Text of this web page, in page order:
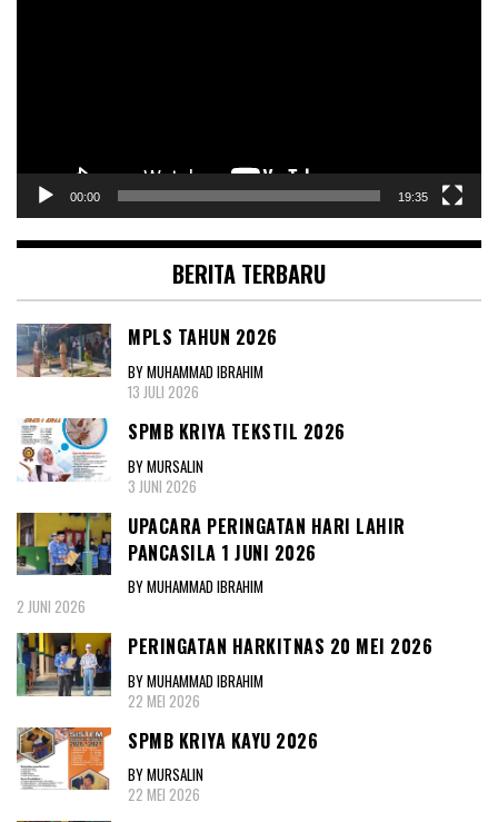
00:00 19:35
BERITA TERBARU
MPLS TAHUN 2026
BY MUHAMMAD IBRAHIM
13 JULI 2026
SPMB KRIYA TEKSTIL 2026
BY MURSALIN
3 JUNI 2026
UPACARA PERINGATAN HARI LAHIR
PANCASILA 1 JUNI 2026
BY MUHAMMAD IBRAHIM
2 JUNI 2026
PERINGATAN HARKITNAS 20 MEI 2026
BY MUHAMMAD IBRAHIM
22 MEI 2026
SPMB KRIYA KAYU 2026
BY MURSALIN
22 MEI 2026